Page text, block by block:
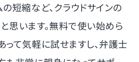
短縮など、クラウドサインの
思います。無料で使い始めら
って気軽に試せますし、弁護士